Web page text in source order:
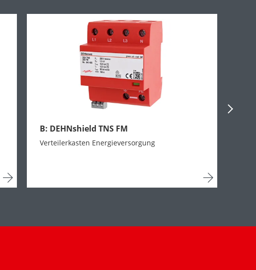
Next
B: DEHNshield TNS FM
Verteilerkasten Energieversorgung